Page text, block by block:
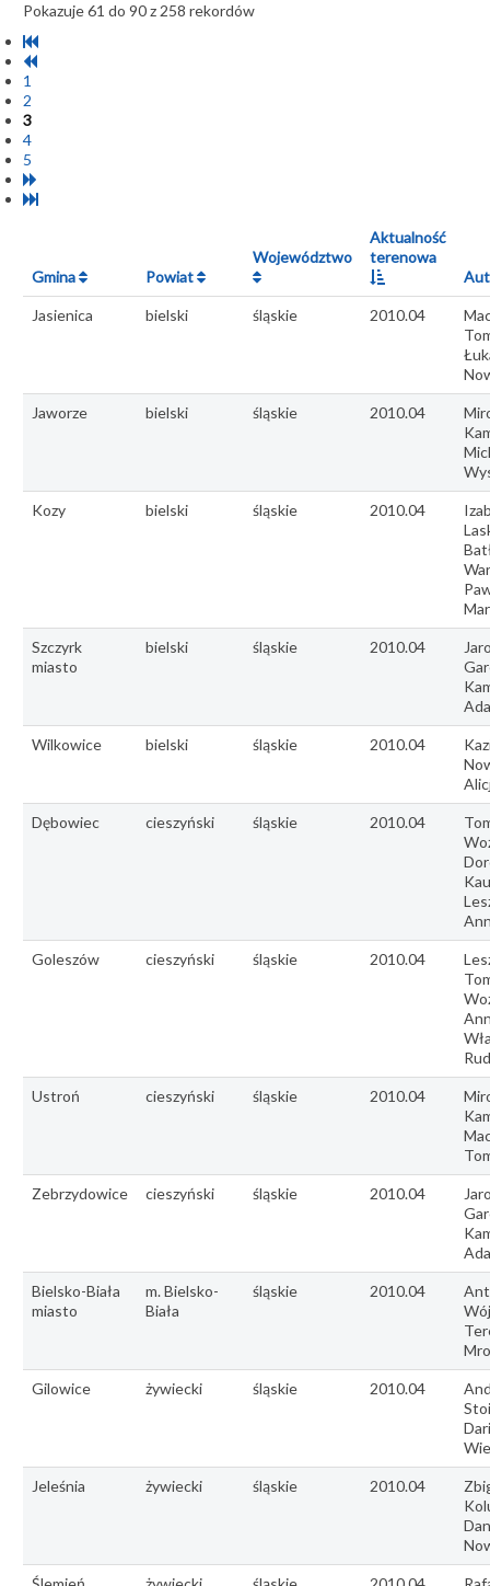
Pokazuje 61 do 90 z 258 rekordów
1
2
3
4
5
Gmina Powiat
Województwo
Aktualność
terenowa
Jasienica bielski śląskie 2010.04
Jaworze bielski śląskie 2010.04
Kozy bielski śląskie 2010.04
Szczyrk
miasto
bielski śląskie 2010.04
Wilkowice bielski śląskie 2010.04
Dębowiec cieszyński śląskie 2010.04
Goleszów cieszyński śląskie 2010.04
Ustroń cieszyński śląskie 2010.04
Zebrzydowice cieszyński śląskie 2010.04
Bielsko-Biała
miasto
m. Bielsko-
Biała
śląskie 2010.04
Gilowice żywiecki śląskie 2010.04
Jeleśnia żywiecki śląskie 2010.04